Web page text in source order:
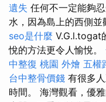
遺失 任何不一定能夠
水，因為島上的西側並
seo是什麼 V.G.l.togat
悅的方法更令人愉悅。
中整復 桃園 外燴 五權
台中整骨價錢 有很多
時間。 海灣觀看，優